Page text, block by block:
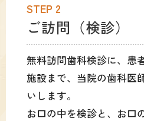
STEP 2
ご訪問（検診）
無料訪問歯科検診に、患
施設まで、当院の歯科医
いします。
お口の中を検診と、お口